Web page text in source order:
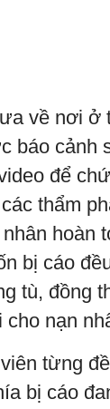
về nơi ở
báo cảnh
để
thẩm
hoàn
bị cáo
tù, đồng
nạn
từng
bị cáo